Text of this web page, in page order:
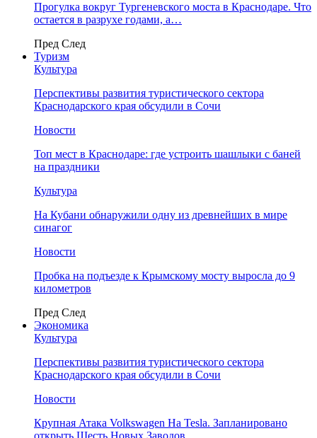
Прогулка вокруг Тургеневского моста в Краснодаре. Что
остается в разрухе годами, а…
Пред След
Туризм
Культура
Перспективы развития туристического сектора
Краснодарского края обсудили в Сочи
Новости
Топ мест в Краснодаре: где устроить шашлыки с баней
на праздники
Культура
На Кубани обнаружили одну из древнейших в мире
синагог
Новости
Пробка на подъезде к Крымскому мосту выросла до 9
километров
Пред След
Экономика
Культура
Перспективы развития туристического сектора
Краснодарского края обсудили в Сочи
Новости
Крупная Атака Volkswagen На Tesla. Запланировано
открыть Шесть Новых Заводов